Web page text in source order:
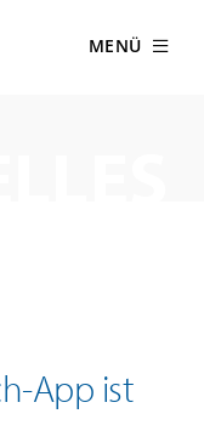
MENÜ
App ist